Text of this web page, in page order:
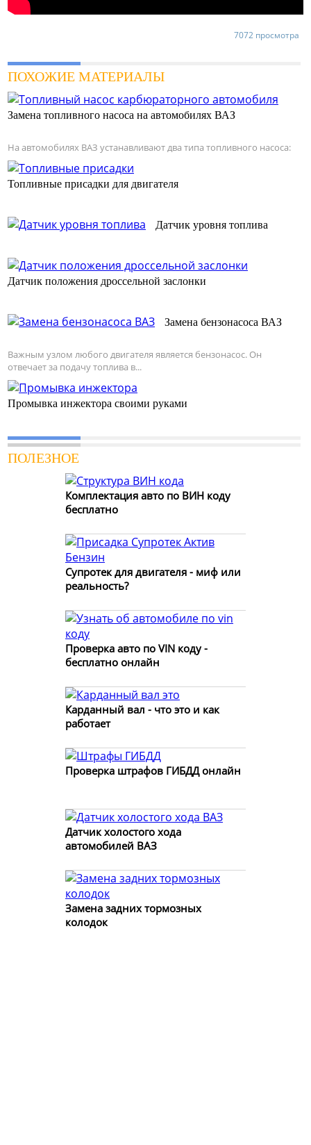
7072 просмотра
ПОХОЖИЕ МАТЕРИАЛЫ
Замена топливного насоса на автомобилях ВАЗ
На автомобилях ВАЗ устанавливают два типа топливного насоса:
Топливные присадки для двигателя
Датчик уровня топлива
Датчик положения дроссельной заслонки
Замена бензонасоса ВАЗ
Важным узлом любого двигателя является бензонасос. Он
отвечает за подачу топлива в...
Промывка инжектора своими руками
ПОЛЕЗНОЕ
Комплектация авто по ВИН коду
бесплатно
Супротек для двигателя - миф или
реальность?
Проверка авто по VIN коду -
бесплатно онлайн
Карданный вал - что это и как
работает
Проверка штрафов ГИБДД онлайн
Датчик холостого хода
автомобилей ВАЗ
Замена задних тормозных
колодок